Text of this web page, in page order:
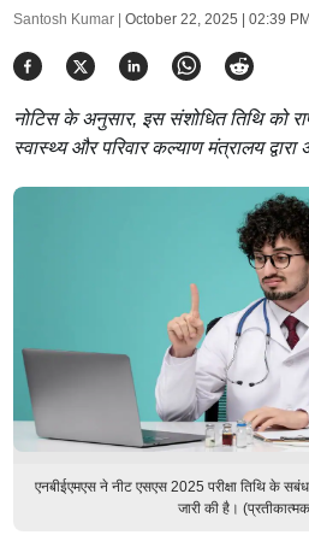
Santosh Kumar | October 22, 2025 | 02:39
नोटिस के अनुसार, इस संशोधित तिथि को
स्वास्थ्य और परिवार कल्याण मंत्रालय द्वारा
एनबीईएमएस ने नीट एसएस 2025 परीक्षा तिथि के
जारी की है।